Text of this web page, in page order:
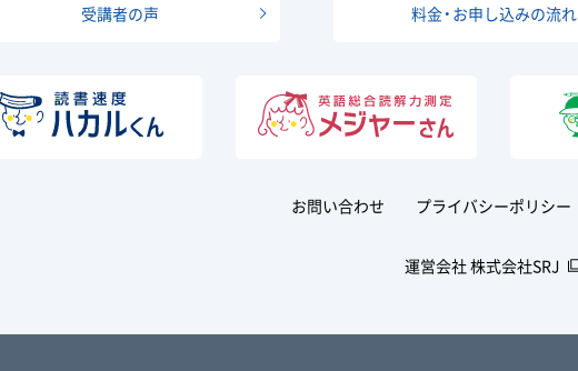
受講者の声 料金・お申し込みの流れ
お問い合わせ プライバシーポリシー
運営会社 株式会社SRJ